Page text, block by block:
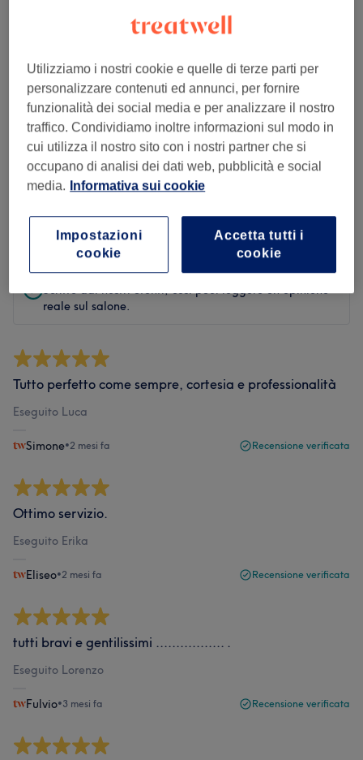
Staff
Filtra le recensioni
Valutazione Filtra per valutazione
Recensioni verificate
Scritte dai nostri utenti, così puoi leggere un'opinione
reale sul salone.
Tutto perfetto come sempre, cortesia e professionalità
Eseguito Luca
Simone•2 mesi fa Recensione verificata
Ottimo servizio.
Eseguito Erika
Eliseo•2 mesi fa Recensione verificata
tutti bravi e gentilissimi ................. .
Eseguito Lorenzo
Fulvio•3 mesi fa Recensione verificata
Utilizziamo i nostri cookie e quelle di terze parti per
personalizzare contenuti ed annunci, per fornire
funzionalità dei social media e per analizzare il nostro
traffico. Condividiamo inoltre informazioni sul modo in
cui utilizza il nostro sito con i nostri partner che si
occupano di analisi dei dati web, pubblicità e social
media. Informativa sui cookie
Accetta tutti i
cookie
Impostazioni
cookie